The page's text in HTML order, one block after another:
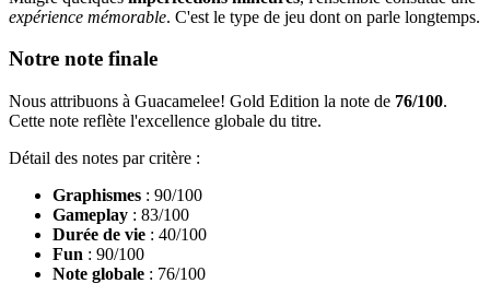
expérience mémorable. C'est le type de jeu dont on parle longtemps.
Notre note finale
Nous attribuons à Guacamelee! Gold Edition la note de 76/100.
Cette note reflète l'excellence globale du titre.
Détail des notes par critère :
Graphismes : 90/100
Gameplay : 83/100
Durée de vie : 40/100
Fun : 90/100
Note globale : 76/100